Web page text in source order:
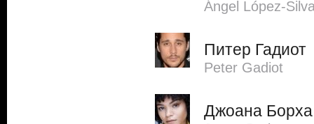
Ángel López-
Питер Гадиот
Peter Gadiot
Джоана Борха